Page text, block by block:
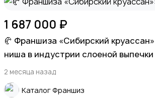
Красота и здоровье
Хэндмейд
1 687 000 ₽
🥐 Франшиза «Сибирский
ниша в индустрии слоеной выпечки
2 месяца назад
Каталог Франшиз